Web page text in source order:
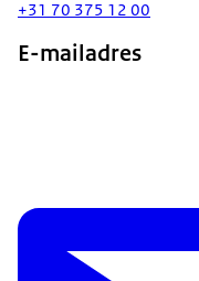
+31 70 375 12 00
E-mailadres